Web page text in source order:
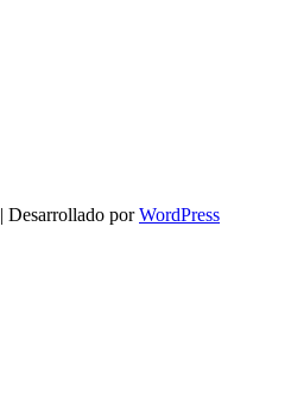
| Desarrollado porWordPress